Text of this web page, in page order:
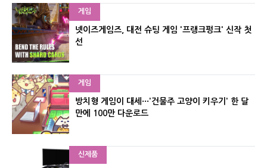
게임
넷이즈게임즈, 대전 슈팅 게임 '프랭크펑크' 신작 첫
선
게임
방치형 게임이 대세···'건물주 고양이 키우기' 한 달
만에 100만 다운로드
신제품